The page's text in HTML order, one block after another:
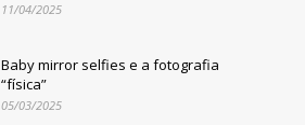
11/04/2025
Baby mirror selfies e a fotografia
“física”
05/03/2025